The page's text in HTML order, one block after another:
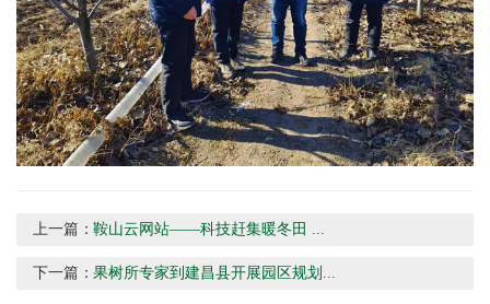
上一篇：鞍山云网站——科技赶集暖冬田 ...
下一篇：果树所专家到建昌县开展园区规划...